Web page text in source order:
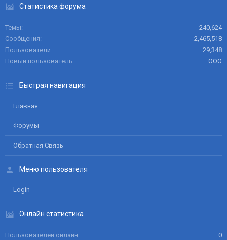
Статистика форума
Темы
240,624
Сообщения
2,465,518
Пользователи
29,348
Новый пользователь
ООО
Быстрая навигация
Главная
Форумы
Обратная Связь
Меню пользователя
Login
Онлайн статистика
Пользователей онлайн 0